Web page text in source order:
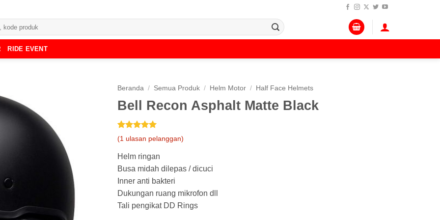
RIDE EVENT
Beranda / Semua Produk / Helm Motor / Half Face Helmets
Bell Recon Asphalt Matte Black
Peringkat5
dari 5
berdasarkan
1
penilaian
pelanggan
(1 ulasan pelanggan)
Helm ringan
Busa midah dilepas / dicuci
Inner anti bakteri
Dukungan ruang mikrofon dll
Tali pengikat DD Rings